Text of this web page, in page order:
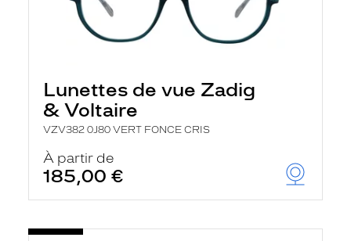
Lunettes de vue Zadig
& Voltaire
VZV382 0J80 VERT FONCE CRIS
À partir de
185,00 €